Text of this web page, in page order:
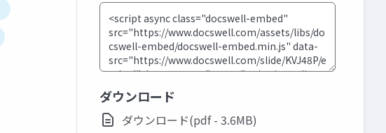
ダウンロード
ダウンロード(pdf - 3.6MB)